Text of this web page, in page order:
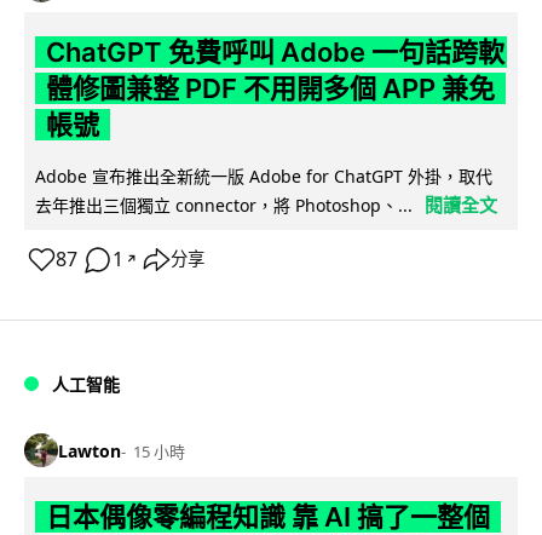
ChatGPT 免費呼叫 Adobe 一句話跨軟
體修圖兼整 PDF 不用開多個 APP 兼免
帳號
Adobe 宣布推出全新統一版 Adobe for ChatGPT 外掛，取代
去年推出三個獨立 connector，將 Photoshop、...
閱讀全文
87 1 ↗ 分享
人工智能
Lawton 15 小時
日本偶像零編程知識 靠 AI 搞了一整個